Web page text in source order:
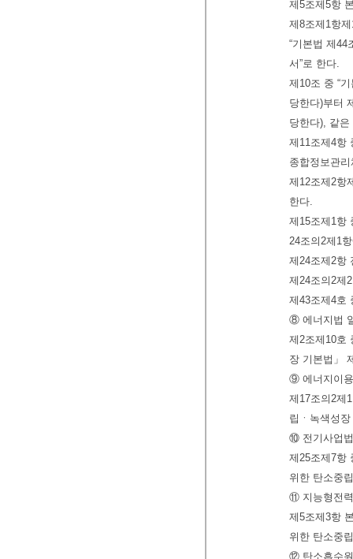
제5조제5항
제8조제1항
“기본법 제44
서”로 한다.
제10조 중 “
당한다)부터
당한다), 같은
제11조제4항
종합정보관
제12조제2항
한다.
제15조제1항
24조의2제1
제24조제2항
제24조의2제
제43조제4호
⑧ 에너지법
제2조제10호
장 기본법」
⑨ 에너지이
제17조의2제
립ㆍ녹색성
⑩ 전기사업
제25조제7항
위한 탄소중
⑪ 지능형전
제5조제3항
위한 탄소중
⑫ 탄소흡수